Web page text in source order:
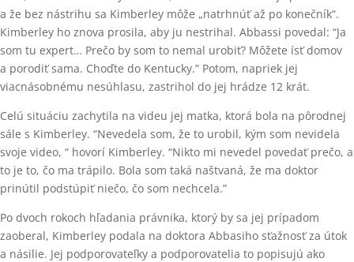
a že bez nástrihu sa Kimberley môže „natrhnúť až po konečník“.
Kimberley ho znova prosila, aby ju nestrihal. Abbassi povedal: “Ja
som tu expert… Prečo by som to nemal urobiť? Môžete ísť domov
a porodiť sama. Choďte do Kentucky.” Potom, napriek jej
viacnásobnému nesúhlasu, zastrihol do jej hrádze 12 krát.
Celú situáciu zachytila na videu jej matka, ktorá bola na pôrodnej
sále s Kimberley. “Nevedela som, že to urobil, kým som nevidela
svoje video, “ hovorí Kimberley. “Nikto mi nevedel povedať prečo, a
to je to, čo ma trápilo. Bola som taká naštvaná, že ma doktor
prinútil podstúpiť niečo, čo som nechcela.”
Po dvoch rokoch hľadania právnika, ktorý by sa jej prípadom
zaoberal, Kimberley podala na doktora Abbasiho sťažnosť za útok
a násilie. Jej podporovateľky a podporovatelia to popisujú ako